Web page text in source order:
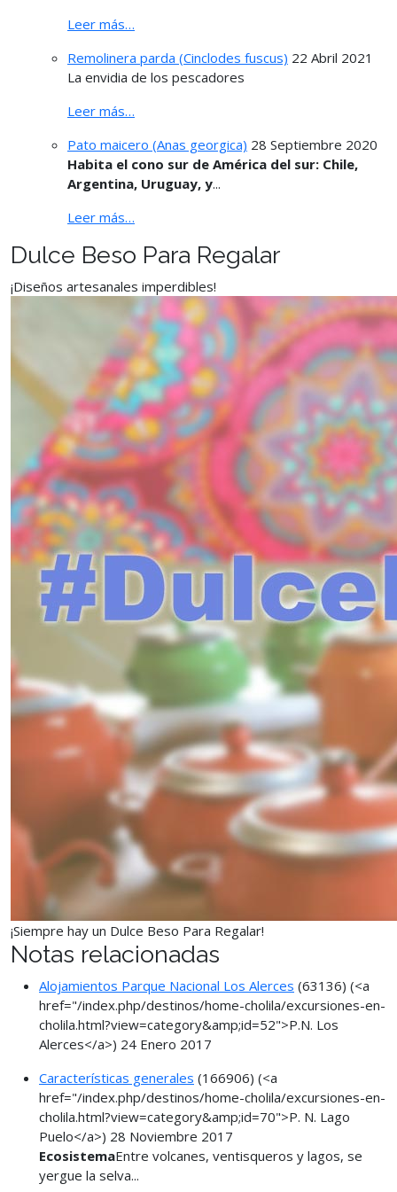
Leer más…
Remolinera parda (Cinclodes fuscus) 22 Abril 2021
La envidia de los pescadores
Leer más…
Pato maicero (Anas georgica) 28 Septiembre 2020
Habita el cono sur de América del sur: Chile,
Argentina, Uruguay, y...
Leer más…
Dulce Beso Para Regalar
¡Diseños artesanales imperdibles!
¡Siempre hay un Dulce Beso Para Regalar!
Notas relacionadas
Alojamientos Parque Nacional Los Alerces (63136) (<a
href="/index.php/destinos/home-cholila/excursiones-en-
cholila.html?view=category&amp;id=52">P.N. Los
Alerces</a>) 24 Enero 2017
Características generales (166906) (<a
href="/index.php/destinos/home-cholila/excursiones-en-
cholila.html?view=category&amp;id=70">P. N. Lago
Puelo</a>) 28 Noviembre 2017
EcosistemaEntre volcanes, ventisqueros y lagos, se
yergue la selva...